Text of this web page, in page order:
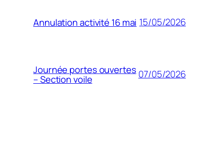
Annulation activité 16 mai 15/05/2026
Journée portes ouvertes
– Section voile 07/05/2026